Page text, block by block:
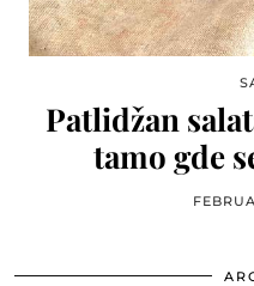
Patlidžan
tamo gde